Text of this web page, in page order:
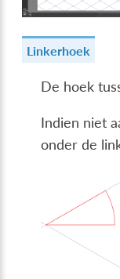
Linkerhoek
De hoek
Indien niet
onder de